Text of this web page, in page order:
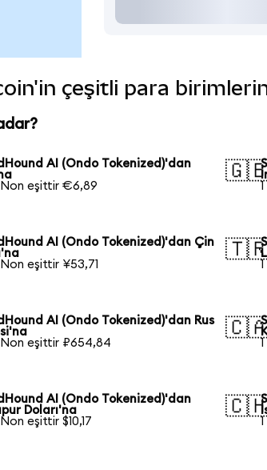
çeşitli para
AI (Ondo Tokenized)'dan
eşittir €6,89
AI (Ondo Tokenized)'dan Çin
eşittir ¥53,71
AI (Ondo Tokenized)'dan Rus
eşittir ₽654,84
AI (Ondo Tokenized)'dan
Doları'na
eşittir $10,17